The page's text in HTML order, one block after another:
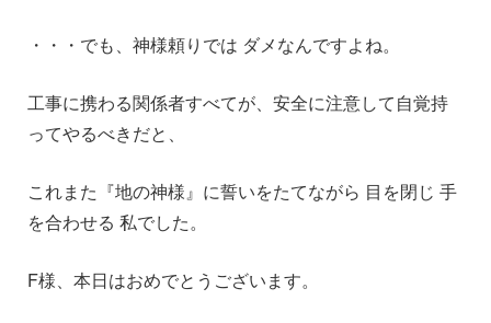
・・・でも、神様頼りでは ダメなんですよね。
工事に携わる関係者すべてが、安全に注意して自覚持
ってやるべきだと、
これまた『地の神様』に誓いをたてながら 目を閉じ 手
を合わせる 私でした。
F様、本日はおめでとうございます。